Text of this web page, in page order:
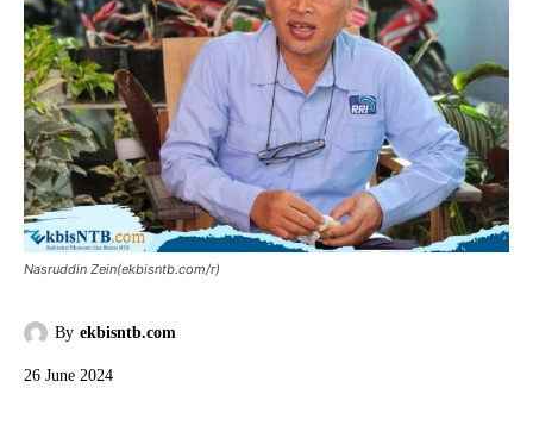
Nasruddin Zein(ekbisntb.com/r)
By ekbisntb.com
26 June 2024